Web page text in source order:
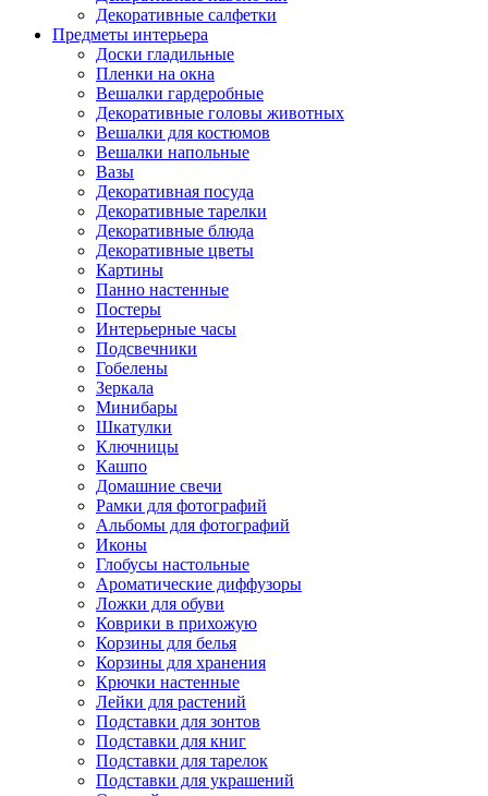
Декоративные салфетки
Предметы интерьера
Доски гладильные
Пленки на окна
Вешалки гардеробные
Декоративные головы животных
Вешалки для костюмов
Вешалки напольные
Вазы
Декоративная посуда
Декоративные тарелки
Декоративные блюда
Декоративные цветы
Картины
Панно настенные
Постеры
Интерьерные часы
Подсвечники
Гобелены
Зеркала
Минибары
Шкатулки
Ключницы
Кашпо
Домашние свечи
Рамки для фотографий
Альбомы для фотографий
Иконы
Глобусы настольные
Ароматические диффузоры
Ложки для обуви
Коврики в прихожую
Корзины для белья
Корзины для хранения
Крючки настенные
Лейки для растений
Подставки для зонтов
Подставки для книг
Подставки для тарелок
Подставки для украшений